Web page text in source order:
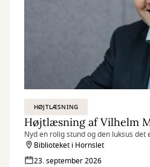
HØJTLÆSNING
Nyd en rolig stund og den luksus
Biblioteket i Hornslet
23. september 2026